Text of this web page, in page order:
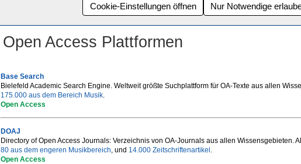
Cookie-Einstellungen öffnen Nur Notwendige
Open Access Plattformen
Base Search
Bielefeld Academic Search Engine. Weltweit größte Suchplattform für OA-Texte aus allen
175.000 aus dem Bereich Musik.
Open Access
DOAJ
Directory of Open Access Journals: Verzeichnis von OA-Journals aus allen Wissensgebieten.
80 aus dem engeren Musikbereich, und 14.000 Zeitschriftenartikel.
Open Access